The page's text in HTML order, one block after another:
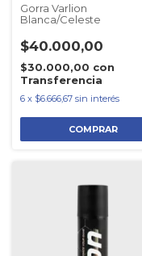
Gorra Varlion
Blanca/Celeste
$40.000,00
$30.000,00 con
Transferencia
6 x $6.666,67 sin interés